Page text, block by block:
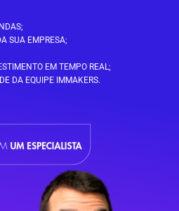
SUA EMPRESA;
EM TEMPO REAL;
DA EQUIPE IMMAKERS.